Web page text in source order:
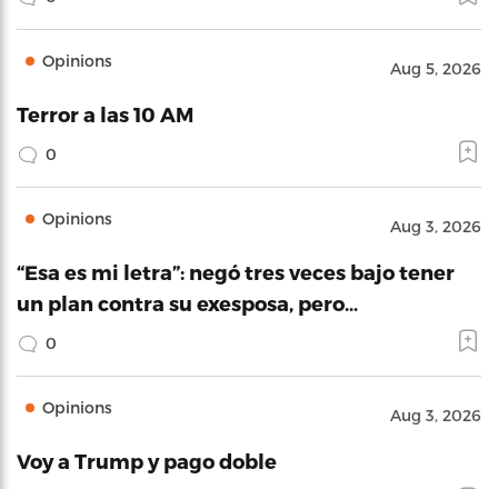
Opinions Aug 5, 2026
Terror a las 10 AM
0
Opinions Aug 3, 2026
“Esa es mi letra”: negó tres veces bajo tener
un plan contra su exesposa, pero…
0
Opinions Aug 3, 2026
Voy a Trump y pago doble